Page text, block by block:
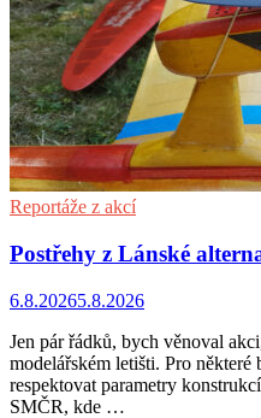
Reportáže z akcí
Postřehy z Lánské
6.8.20265.8.2026
Jen pár řádků, bych věnoval
modelářském letišti. Pro
respektovat parametry
SMČR, kde …